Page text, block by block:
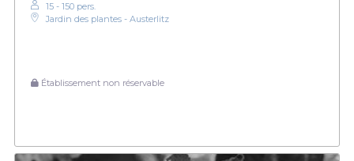
15 - 150 pers.
Jardin des plantes - Austerlitz
Établissement non réservable